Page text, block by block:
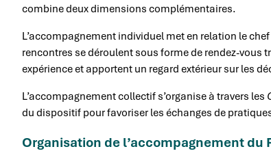
combine deux dimensions complémentaires.
L’accompagnement individuel met en relation le
rencontres se déroulent sous forme de rendez-
expérience et apportent un regard extérieur sur les
L’accompagnement collectif s’organise à travers les
du dispositif pour favoriser les échanges de
Organisation de l’accompagnement du